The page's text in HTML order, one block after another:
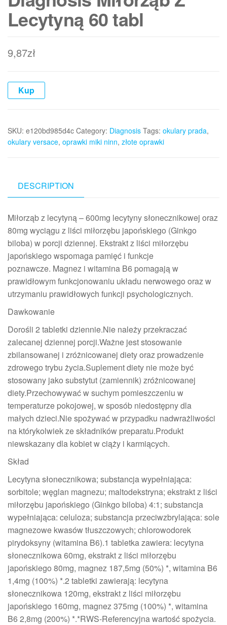
Lecytyną 60 tabl
9,87zł
Kup
SKU: e120bd985d4c Category: Diagnosis Tags: okulary prada,
okulary versace, oprawki miki ninn, złote oprawki
DESCRIPTION
Miłorząb z lecytyną – 600mg lecytyny słonecznikowej oraz
80mg wyciągu z liści miłorzębu japońskiego (Ginkgo
biloba) w porcji dziennej. Ekstrakt z liści miłorzębu
japońskiego wspomaga pamięć i funkcje
poznawcze. Magnez i witamina B6 pomagają w
prawidłowym funkcjonowaniu układu nerwowego oraz w
utrzymaniu prawidłowych funkcji psychologicznych.
Dawkowanie
Dorośli 2 tabletki dziennie.Nie należy przekraczać
zalecanej dziennej porcji.Ważne jest stosowanie
zbilansowanej i zróżnicowanej diety oraz prowadzenie
zdrowego trybu życia.Suplement diety nie może być
stosowany jako substytut (zamiennik) zróżnicowanej
diety.Przechowywać w suchym pomieszczeniu w
temperaturze pokojowej, w sposób niedostępny dla
małych dzieci.Nie spożywać w przypadku nadwrażliwości
na którykolwiek ze składników preparatu.Produkt
niewskazany dla kobiet w ciąży i karmiących.
Skład
Lecytyna słonecznikowa; substancja wypełniająca:
sorbitole; węglan magnezu; maltodekstryna; ekstrakt z liści
miłorzębu japońskiego (Ginkgo biloba) 4:1; substancja
wypełniająca: celuloza; substancja przeciwzbrylająca: sole
magnezowe kwasów tłuszczowych; chlorowodorek
pirydoksyny (witamina B6).1 tabletka zawiera: lecytyna
słonecznikowa 60mg, ekstrakt z liści miłorzębu
japońskiego 80mg, magnez 187,5mg (50%) *, witamina B6
1,4mg (100%) *.2 tabletki zawierają: lecytyna
słonecznikowa 120mg, ekstrakt z liści miłorzębu
japońskiego 160mg, magnez 375mg (100%) *, witamina
B6 2,8mg (200%) *.*RWS-Referencyjna wartość spożycia.